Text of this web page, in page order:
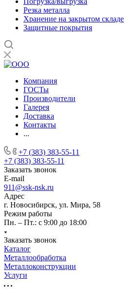
Резка металла
Хранение на закрытом складе
Защитные покрытия
Компания
ГОСТы
Производители
Галерея
Доставка
Контакты
...
+7 (383) 383-55-11
+7 (383) 383-55-11
Заказать звонок
E-mail
911@ssk-nsk.ru
Адрес
г. Новосибирск, ул. Мира, 58
Режим работы
Пн. – Пт.: с 9:00 до 18:00
Заказать звонок
Каталог
Металлообработка
Металлоконструкции
Услуги